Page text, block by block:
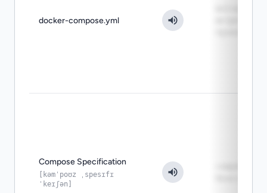
docker-compose.yml
Compose Specification
[kəmˈpoʊz ˌspesɪfɪ
ˈkeɪʃən]